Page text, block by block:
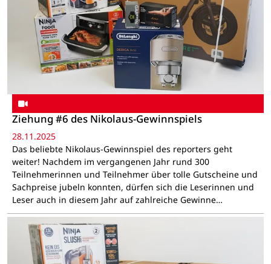
Ziehung #6 des Nikolaus-Gewinnspiels
28.11.2025
Das beliebte Nikolaus-Gewinnspiel des reporters geht
weiter! Nachdem im vergangenen Jahr rund 300
Teilnehmerinnen und Teilnehmer über tolle Gutscheine und
Sachpreise jubeln konnten, dürfen sich die Leserinnen und
Leser auch in diesem Jahr auf zahlreiche Gewinne…